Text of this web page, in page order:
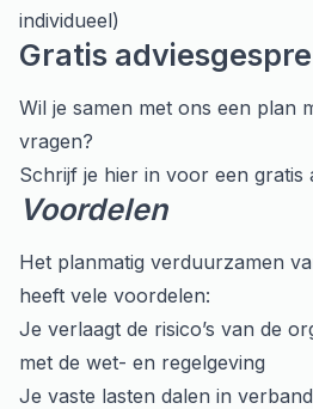
individueel)
Gratis
Wil je samen met ons een plan
vragen?
Schrijf je hier in voor een gratis
Voordelen
Het planmatig verduurzamen
heeft vele voordelen:
Je verlaagt de risico’s van de
met de wet- en regelgeving
Je vaste lasten dalen in